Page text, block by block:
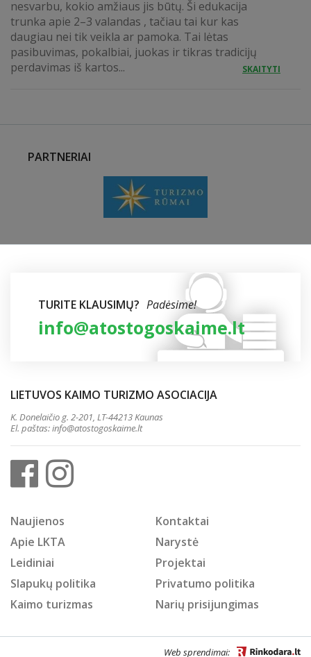
nesvarbu, kokio amžiaus jis būtų. Ši edukacija
trunka apie 2–3 valandas , tačiau tai kur kas
daugiau nei tik veikla ar pamoka. Tai lėtas
pasibuvimas, pokalbiai, juokas ir tikras tradicijų
perdavimas iš kartos...
SKAITYTI
PARTNERIAI
TURITE KLAUSIMŲ? Padėsime!
info@atostogoskaime.lt
LIETUVOS KAIMO TURIZMO ASOCIACIJA
K. Donelaičio g. 2-201, LT-44213 Kaunas
El. paštas:info@atostogoskaime.lt
Naujienos
Kontaktai
Apie LKTA
Narystė
Leidiniai
Projektai
Slapukų politika
Privatumo politika
Kaimo turizmas
Narių prisijungimas
Web sprendimai: